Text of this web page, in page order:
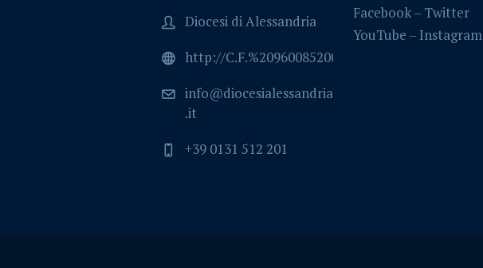
Diocesi di Alessandria
http://C.F.%2096008520064
info@diocesialessandria
.it
+39 0131 512 201
Facebook– Twitter
YouTube – Instagram